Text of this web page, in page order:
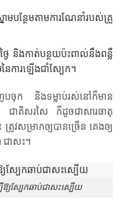
ាមបន្ថែមតាមការណែនាំរបស់គ្រួ
ៃ និងកាត់បន្ថយប៉ះពាល់នឹងពន្លឺ
ៃការឡើងជាំស្បែក។
ប​ចុក និង​ទម្លាប់​រស់​នៅ​ក៏​មាន​
ន ជាតិសរសៃ ក៏ដូចជាសារធាតុ
វ​សម្រាក​ឲ្យ​បាន​ច្រើន គេង​ឲ្យ​
ជាសះ។
ឱ្យ​ស្បែក​ឆាប់​ជា​សះស្បើយ